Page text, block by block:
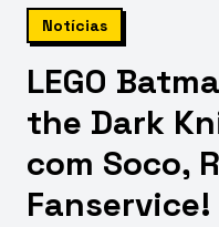
Notícias
LEGO
the Dark
com Soco,
Fanservice!